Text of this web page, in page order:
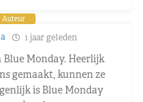
Auteur
1 jaar geleden
Blue Monday. Heerlijk
gemaakt, kunnen ze
is Blue Monday